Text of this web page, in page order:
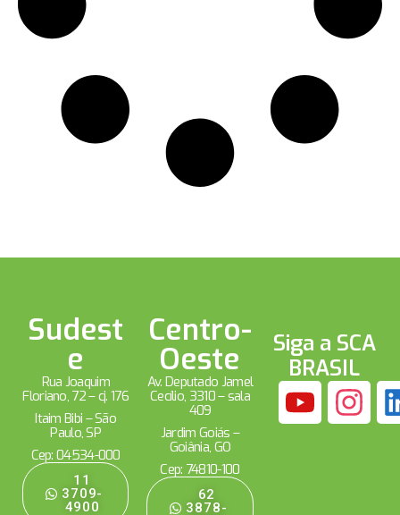
Sudest
e
Rua Joaquim
Floriano, 72 – cj. 176
Itaim Bibi – São
Paulo, SP
Cep: 04534-000
11
3709-
4900
Centro-
Oeste
Av. Deputado Jamel
Cecílio, 3310 – sala
409
Jardim Goiás –
Goiânia, GO
Cep: 74810-100
62
3878-
Siga a SCA
BRASIL